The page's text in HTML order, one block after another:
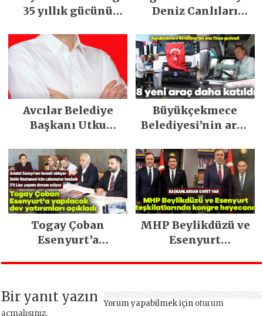
35 yıllık gücünü
yeni marka
stratejisiyle
geleceğe taşıyor
Deniz Canlıları
Avcılar Belediye
Başkanı Utku
tahliye edildi
Büyükçekmece
Belediyesi’nin araç
Togay Çoban
Esenyurt’a
yatırımları açıkladı
MHP Beylikdüzü ve
Esenyurt
kongre heyecanı!
Bir yanıt yazın Yorum yapabilmek için oturum
açmalısınız.